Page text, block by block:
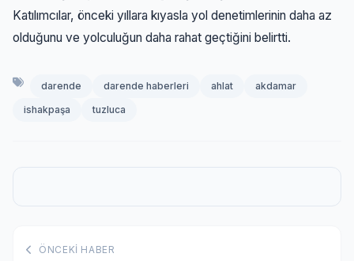
Katılımcılar, önceki yıllara kıyasla yol denetimlerinin daha az
olduğunu ve yolculuğun daha rahat geçtiğini belirtti.
darende darende haberleri ahlat
akdamar
ishakpaşa
tuzluca
ÖNCEKI HABER